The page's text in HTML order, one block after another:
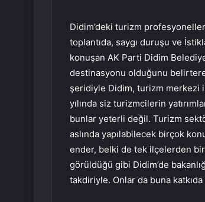
Didim’deki turizm
toplantıda, saygı duruşu ve
konuşan AK Parti Didim
destinasyonu olduğunu
şeridiyle Didim, turizm merkezi
yılında siz turizmcilerin
bunlar yeterli değil. Turizm
aslında yapılabilecek birçok
ender, belki de tek ilçelerden
görüldüğü gibi Didim’de
takdiriyle. Onlar da buna